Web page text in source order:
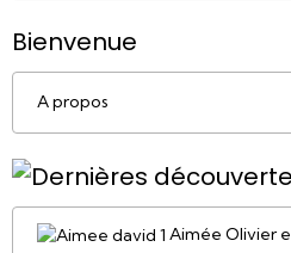
Bienvenue
A propos
Aimée Olivier